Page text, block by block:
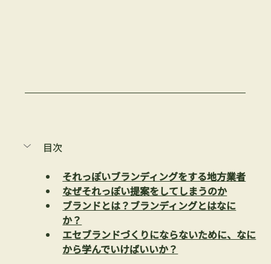
目次
それっぽいブランディングをする地方業者
なぜそれっぽい提案をしてしまうのか
ブランドとは？ブランディングとはなに
か？
エセブランドづくりにならないために、なに
から学んでいけばいいか？